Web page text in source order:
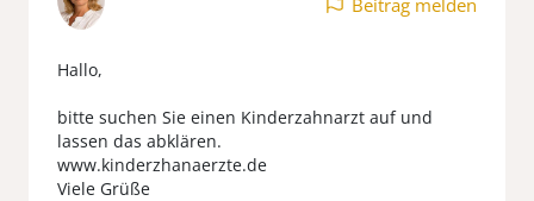
Beitrag melden
Hallo,
bitte suchen Sie einen Kinderzahnarzt auf und
lassen das abklären.
www.kinderzhanaerzte.de
Viele Grüße